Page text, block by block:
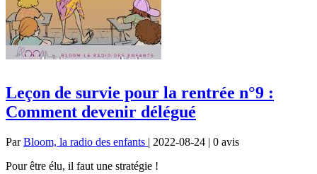
Leçon de survie pour la rentrée n°9 :
Comment devenir délégué
ParBloom, la radio des enfants | 2022-08-24 | 0 avis
Pour être élu, il faut une stratégie !